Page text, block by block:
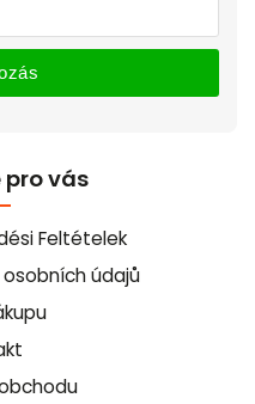
vás
Feltételek
údajů